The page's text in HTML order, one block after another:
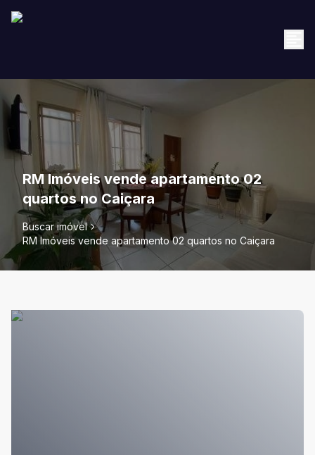
RM Imóveis vende apartamento 02
quartos no Caiçara
Buscar imóvel
RM Imóveis vende apartamento 02 quartos no Caiçara